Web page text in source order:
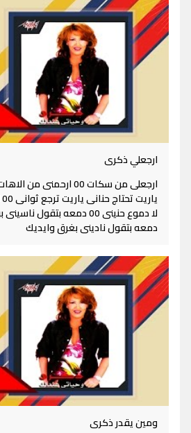
ارجعلي ذكرى
دمعه بتقول نادينى بغرق وايديك
ومين يقدر ذكرى